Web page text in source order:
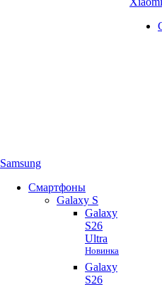
Samsung
Смартфоны
Galaxy S
Galaxy
S26
Ultra
Новинка
Galaxy
S26